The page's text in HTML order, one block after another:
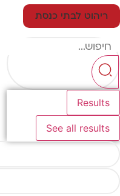
ריהוט לבתי כנסת
Results
See all results